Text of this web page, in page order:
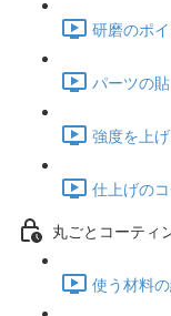
研磨のポ
パーツの
強度を上
仕上げの
丸ごとコーティ
使う材料